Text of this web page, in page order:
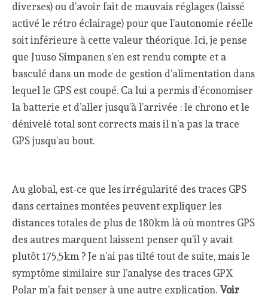
diverses) ou d’avoir fait de mauvais réglages (laissé
activé le rétro éclairage) pour que l’autonomie réelle
soit inférieure à cette valeur théorique. Ici, je pense
que Juuso Simpanen s’en est rendu compte et a
basculé dans un mode de gestion d’alimentation dans
lequel le GPS est coupé. Ca lui a permis d’économiser
la batterie et d’aller jusqu’à l’arrivée : le chrono et le
dénivelé total sont corrects mais il n’a pas la trace
GPS jusqu’au bout.
Au global, est-ce que les irrégularité des traces GPS
dans certaines montées peuvent expliquer les
distances totales de plus de 180km là où montres GPS
des autres marquent laissent penser qu’il y avait
plutôt 175,5km ? Je n’ai pas tilté tout de suite, mais le
symptôme similaire sur l’analyse des traces GPX
Polar m’a fait penser à une autre explication. Voir